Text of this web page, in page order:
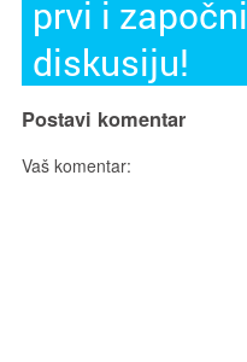
prvi i započni
diskusiju!
Postavi komentar
Vaš komentar: